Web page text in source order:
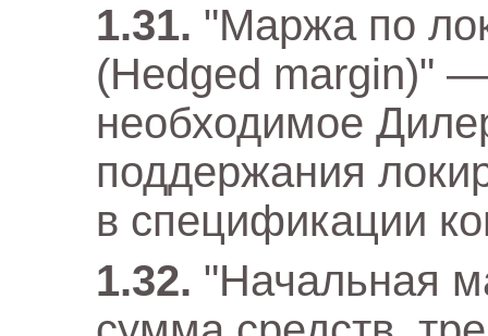
"Маржа по
(Hedged margin)"
необходимое
поддержания
в спецификации
"Начальная